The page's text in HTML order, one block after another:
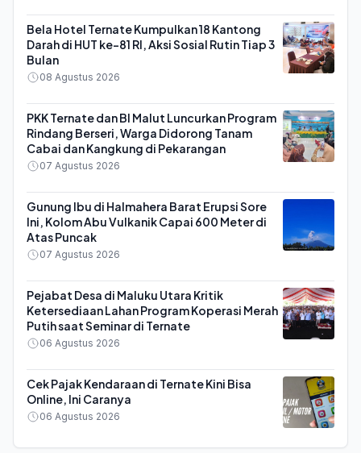
Bela Hotel Ternate Kumpulkan 18 Kantong
Darah di HUT ke-81 RI, Aksi Sosial Rutin Tiap 3
Bulan
08 Agustus 2026
PKK Ternate dan BI Malut Luncurkan Program
Rindang Berseri, Warga Didorong Tanam
Cabai dan Kangkung di Pekarangan
07 Agustus 2026
Gunung Ibu di Halmahera Barat Erupsi Sore
Ini, Kolom Abu Vulkanik Capai 600 Meter di
Atas Puncak
07 Agustus 2026
Pejabat Desa di Maluku Utara Kritik
Ketersediaan Lahan Program Koperasi Merah
Putih saat Seminar di Ternate
06 Agustus 2026
Cek Pajak Kendaraan di Ternate Kini Bisa
Online, Ini Caranya
06 Agustus 2026